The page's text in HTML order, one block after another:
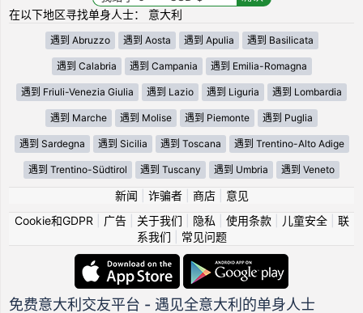
在以下地区寻找单身人士： 意大利
遇到 Abruzzo 遇到 Aosta 遇到 Apulia 遇到 Basilicata
遇到 Calabria 遇到 Campania 遇到 Emilia-Romagna
遇到 Friuli-Venezia Giulia 遇到 Lazio 遇到 Liguria 遇到 Lombardia
遇到 Marche 遇到 Molise 遇到 Piemonte 遇到 Puglia
遇到 Sardegna 遇到 Sicilia 遇到 Toscana 遇到 Trentino-Alto Adige
遇到 Trentino-Südtirol 遇到 Tuscany 遇到 Umbria 遇到 Veneto
新闻 诈骗者| 商店| 意见
Cookie和GDPR
广告| 关于我们 隐私 使用条款| 儿童安全| 联
系我们
常见问题
免费意大利交友平台 - 遇见全意大利的单身人士